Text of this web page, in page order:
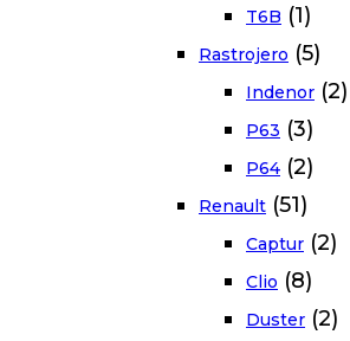
T6B (1)
Rastrojero (5)
Indenor (2)
P63 (3)
P64 (2)
Renault (51)
Captur (2)
Clio (8)
Duster (2)